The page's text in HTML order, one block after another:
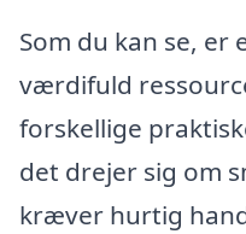
Som du kan se, er
værdifuld
forskellige
det drejer sig om
kræver hurtig